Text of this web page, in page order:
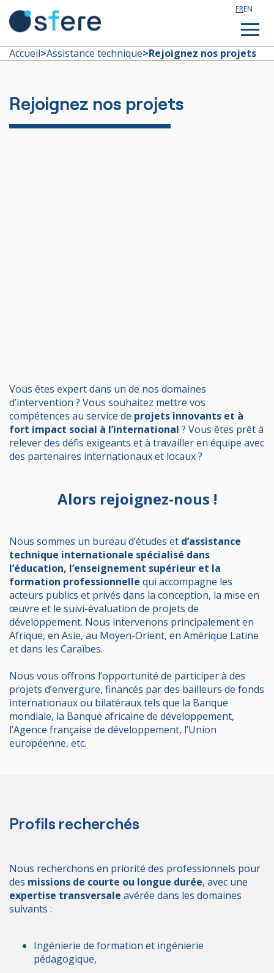
FREN
Assistance technique
Accueil>Assistance technique>Rejoignez nos projets
Rejoignez nos projets
Vous êtes expert dans un de nos domaines
d’intervention ? Vous souhaitez mettre vos
compétences au service de projets innovants et à
fort impact social à l’international ? Vous êtes prêt à
relever des défis exigeants et à travailler en équipe avec
des partenaires internationaux et locaux ?
Alors rejoignez-nous !
Nous sommes un bureau d’études et d’assistance
technique internationale spécialisé dans
l’éducation, l’enseignement supérieur et la
formation professionnelle qui accompagne les
acteurs publics et privés dans la conception, la mise en
œuvre et le suivi-évaluation de projets de
développement. Nous intervenons principalement en
Afrique, en Asie, au Moyen-Orient, en Amérique Latine
et dans les Caraïbes.
Nous vous offrons l’opportunité de participer à des
projets d’envergure, financés par des bailleurs de fonds
internationaux ou bilatéraux tels que la Banque
mondiale, la Banque africaine de développement,
l’Agence française de développement, l’Union
européenne, etc.
Profils recherchés
Nous recherchons en priorité des professionnels pour
des missions de courte ou longue durée, avec une
expertise transversale avérée dans les domaines
suivants :
Ingénierie de formation et ingénierie
pédagogique,